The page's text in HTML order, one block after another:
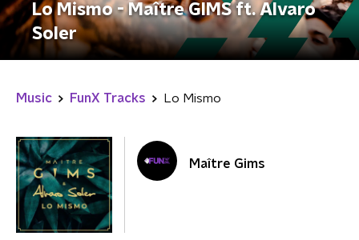
Lo Mismo - Maître GIMS ft. Alvaro
Soler
Music FunX Tracks Lo Mismo
Maître Gims